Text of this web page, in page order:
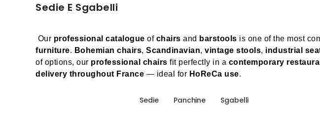
Sedie E Sgabelli
Our professional catalogue of chairs and barstools is one of the most
furniture. Bohemian chairs, Scandinavian, vintage stools, industrial
of options, our professional chairs fit perfectly in a contemporary
delivery throughout France — ideal for HoReCa use.
Sedie Panchine Sgabelli